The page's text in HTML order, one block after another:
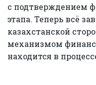
с подтверждением
этапа. Теперь всё
казахстанской
механизмом
находится в